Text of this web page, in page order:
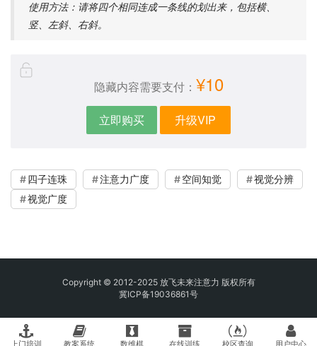
使用方法：请将四个相同连成一条线的划出来，包括横、
竖、左斜、右斜。
隐藏内容需要支付： ¥10
立即购买 升级VIP
四子连珠 注意力广度 空间知觉
视觉分辨
视觉广度
Copyright © 2012-2025 放飞未来注意力 版权所有
冀ICP备19036861号
上门培训 教案系统 数维棋 在线训练 校区查询 用户中心